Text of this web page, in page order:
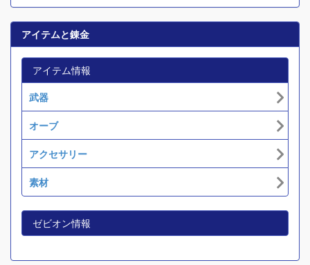
アイテムと錬金
アイテム情報
武器
オーブ
アクセサリー
素材
ゼビオン情報